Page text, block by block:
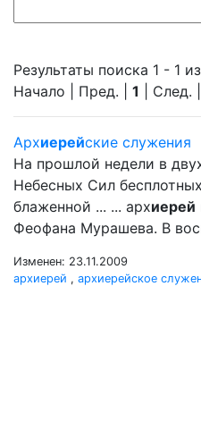
Результаты поиска 1 - 1
Начало | Пред. | 1 | След.
Архиерейские служения
На прошлой недели в
Небесных Сил
блаженной ... ... архиерей
Феофана Мурашева. В
Изменен: 23.11.2009
архиерей , архиерейское